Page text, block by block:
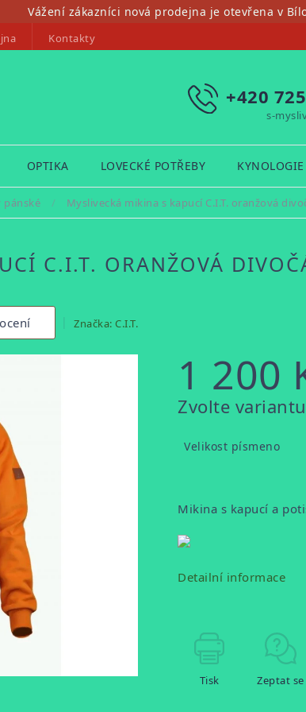
Vážení zákazníci nová prodejna je otevřena v
Kontakty
+420
s-
OPTIKA LOVECKÉ POTŘEBY KYNOLOGIE
pánské / Myslivecká mikina s kapucí C.I.T. oranžová
C.I.T. ORANŽOVÁ
Značka: C.I.T.
1 200
Měrná
Zvolte variantu
Velikost písmeno
Mikina s kapucí a
Detailní informace
Tisk Zeptat se